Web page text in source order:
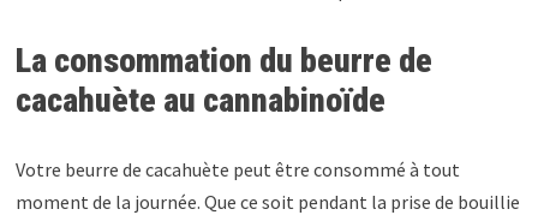
La consommation du beurre de
cacahuète au cannabinoïde
Votre beurre de cacahuète peut être consommé à tout
moment de la journée. Que ce soit pendant la prise de bouillie